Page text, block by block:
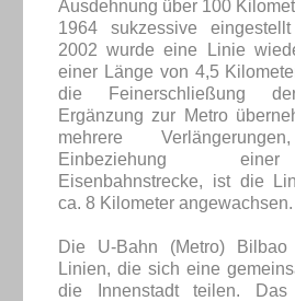
Ausdehnung über 100
1964 sukzessive
2002 wurde eine Linie
einer Länge von 4,5
die Feinerschließung
Ergänzung zur Metro
mehrere
Einbeziehung
Eisenbahnstrecke, ist die
ca. 8 Kilometer angewachsen.
Die U-Bahn (Metro)
Linien, die sich eine
die Innenstadt teilen.